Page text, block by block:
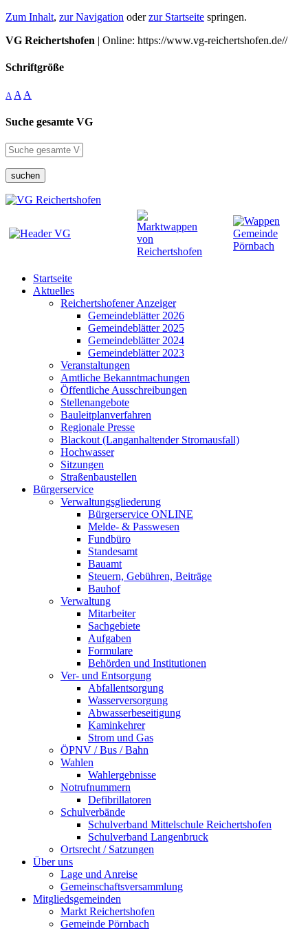
Zum Inhalt, zur Navigation oderzur Startseite springen.
VG Reichertshofen | Online: https://www.vg-reichertshofen.de//
Schriftgröße
A A A
Suche gesamte VG
suchen
Startseite
Aktuelles
Reichertshofener Anzeiger
Gemeindeblätter 2026
Gemeindeblätter 2025
Gemeindeblätter 2024
Gemeindeblätter 2023
Veranstaltungen
Amtliche Bekanntmachungen
Öffentliche Ausschreibungen
Stellenangebote
Bauleitplanverfahren
Regionale Presse
Blackout (Langanhaltender Stromausfall)
Hochwasser
Sitzungen
Straßenbaustellen
Bürgerservice
Verwaltungsgliederung
Bürgerservice ONLINE
Melde- & Passwesen
Fundbüro
Standesamt
Bauamt
Steuern, Gebühren, Beiträge
Bauhof
Verwaltung
Mitarbeiter
Sachgebiete
Aufgaben
Formulare
Behörden und Institutionen
Ver- und Entsorgung
Abfallentsorgung
Wasserversorgung
Abwasserbeseitigung
Kaminkehrer
Strom und Gas
ÖPNV / Bus / Bahn
Wahlen
Wahlergebnisse
Notrufnummern
Defibrillatoren
Schulverbände
Schulverband Mittelschule Reichertshofen
Schulverband Langenbruck
Ortsrecht / Satzungen
Über uns
Lage und Anreise
Gemeinschaftsversammlung
Mitgliedsgemeinden
Markt Reichertshofen
Gemeinde Pörnbach